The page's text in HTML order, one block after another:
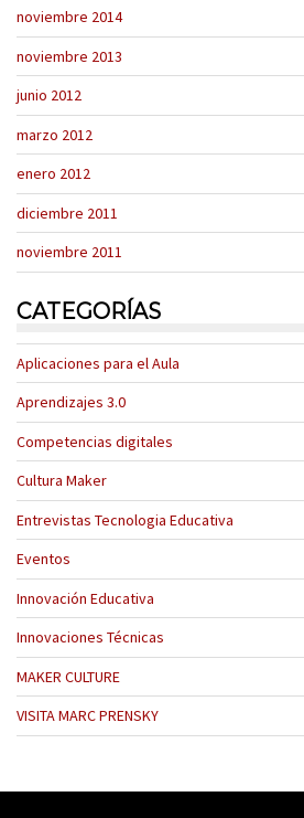
noviembre 2014
noviembre 2013
junio 2012
marzo 2012
enero 2012
diciembre 2011
noviembre 2011
CATEGORÍAS
Aplicaciones para el Aula
Aprendizajes 3.0
Competencias digitales
Cultura Maker
Entrevistas Tecnologia Educativa
Eventos
Innovación Educativa
Innovaciones Técnicas
MAKER CULTURE
VISITA MARC PRENSKY